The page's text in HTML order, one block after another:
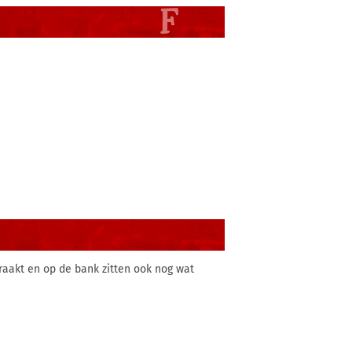
en op de bank zitten ook nog wat